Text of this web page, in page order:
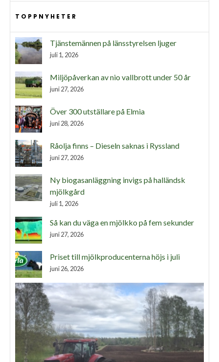
TOPPNYHETER
Tjänstemännen på länsstyrelsen ljuger
juli 1, 2026
Miljöpåverkan av nio vallbrott under 50 år
juni 27, 2026
Över 300 utställare på Elmia
juni 28, 2026
Råolja finns – Dieseln saknas i Ryssland
juni 27, 2026
Ny biogasanläggning invigs på halländsk
mjölkgård
juli 1, 2026
Så kan du väga en mjölkko på fem sekunder
juni 27, 2026
Priset till mjölkproducenterna höjs i juli
juni 26, 2026